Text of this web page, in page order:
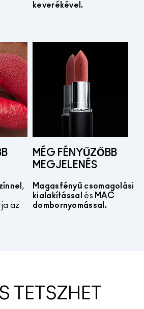
keverékével.
,
az
MÉG FÉNYŰZŐBB
MEGJELENÉS
Magasfényű csomagolási
kialakítással
és MAC
dombornyomással.
TETSZHET